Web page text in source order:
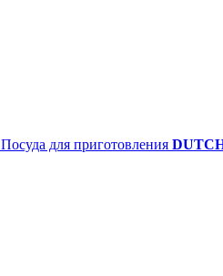
Посуда для приготовления